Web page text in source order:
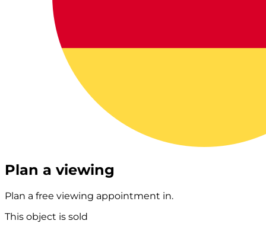
Plan a viewing
Plan a free viewing appointment in.
This object is sold